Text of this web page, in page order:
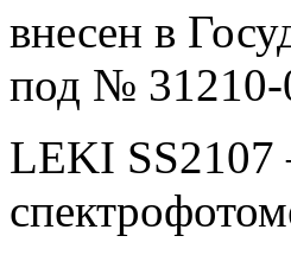
внесен в
под № 31210-
LEKI SS2107